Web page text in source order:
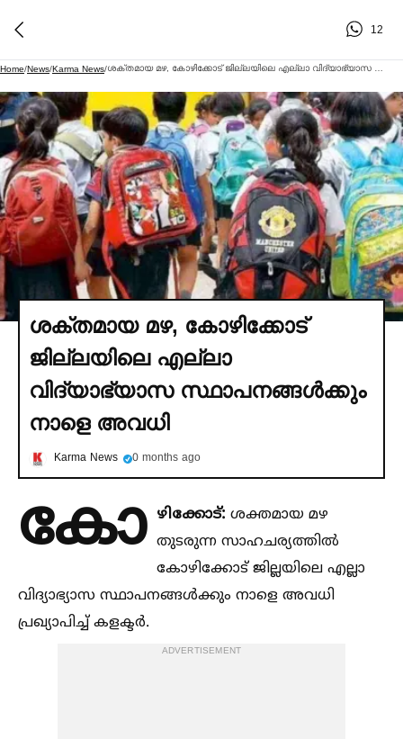
12
Home/News/Karma News/
ശക്തമായ മഴ, കോഴിക്കോട്
ജില്ലയിലെ എല്ലാ
വിദ്യാഭ്യാസ സ്ഥാപനങ്ങള്‍ക്കും
നാളെ അവധി
Karma News 0 months ago
കോ ഴിക്കോട്: ശക്തമായ മഴ
തുടരുന്ന സാഹചര്യത്തില്‍
കോഴിക്കോട് ജില്ലയിലെ എല്ലാ
വിദ്യാഭ്യാസ സ്ഥാപനങ്ങള്‍ക്കും നാളെ അവധി
പ്രഖ്യാപിച്ച്‌ കളക്ടര്‍.
ADVERTISEMENT